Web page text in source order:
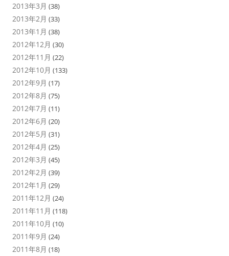
2013年3月 (38)
2013年2月 (33)
2013年1月 (38)
2012年12月 (30)
2012年11月 (22)
2012年10月 (133)
2012年9月 (17)
2012年8月 (75)
2012年7月 (11)
2012年6月 (20)
2012年5月 (31)
2012年4月 (25)
2012年3月 (45)
2012年2月 (39)
2012年1月 (29)
2011年12月 (24)
2011年11月 (118)
2011年10月 (10)
2011年9月 (24)
2011年8月 (18)